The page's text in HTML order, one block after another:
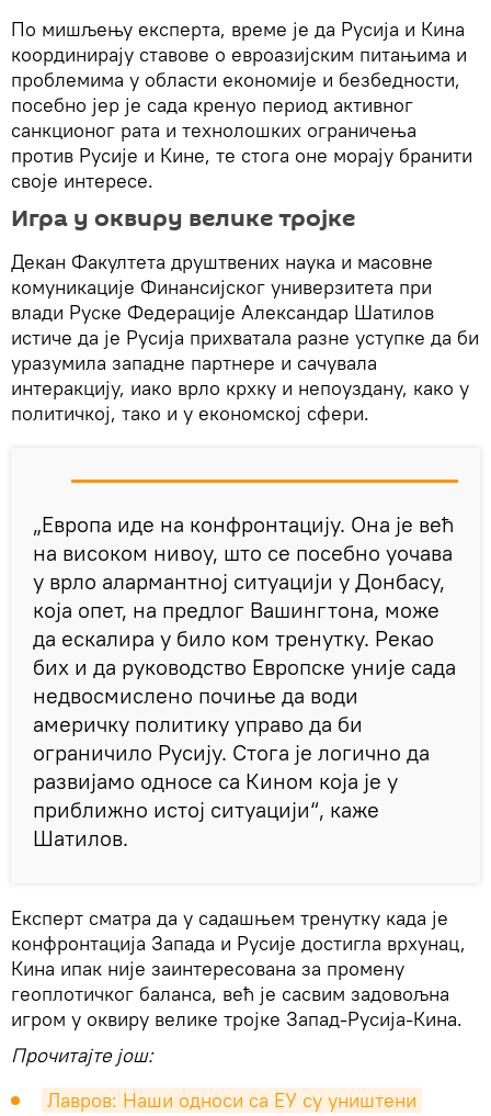
По мишљењу експерта, време је да Русија и Кина
координирају ставове о евроазијским питањима и
проблемима у области економије и безбедности,
посебно јер је сада кренуо период активног
санкционог рата и технолошких ограничења
против Русије и Кине, те стога оне морају бранити
своје интересе.
Игра у оквиру велике тројке
Декан Факултета друштвених наука и масовне
комуникације Финансијског универзитета при
влади Руске Федерације Александар Шатилов
истиче да је Русија прихватала разне уступке да би
уразумила западне партнере и сачувала
интеракцију, иако врло крхку и непоуздану, како у
политичкој, тако и у економској сфери.
„Европа иде на конфронтацију. Она је већ
на високом нивоу, што се посебно уочава
у врло алармантној ситуацији у Донбасу,
која опет, на предлог Вашингтона, може
да ескалира у било ком тренутку. Рекао
бих и да руководство Европске уније сада
недвосмислено почиње да води
америчку политику управо да би
ограничило Русију. Стога је логично да
развијамо односе са Кином која је у
приближно истој ситуацији“, каже
Шатилов.
Експерт сматра да у садашњем тренутку када је
конфронтација Запада и Русије достигла врхунац,
Кина ипак није заинтересована за промену
геоплотичког баланса, већ је сасвим задовољна
игром у оквиру велике тројке Запад-Русија-Кина.
Прочитајте још:
Лавров: Наши односи са ЕУ су уништени